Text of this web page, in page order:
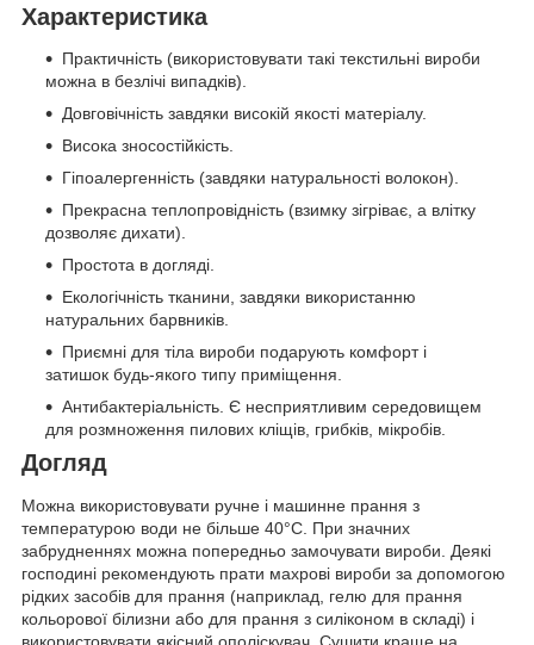
Характеристика
Практичність (використовувати такі текстильні вироби
можна в безлічі випадків).
Довговічність завдяки високій якості матеріалу.
Висока зносостійкість.
Гіпоалергенність (завдяки натуральності волокон).
Прекрасна теплопровідність (взимку зігріває, а влітку
дозволяє дихати).
Простота в догляді.
Екологічність тканини, завдяки використанню
натуральних барвників.
Приємні для тіла вироби подарують комфорт і
затишок будь-якого типу приміщення.
Антибактеріальність. Є несприятливим середовищем
для розмноження пилових кліщів, грибків, мікробів.
Догляд
Можна використовувати ручне і машинне прання з
температурою води не більше 40°C. При значних
забрудненнях можна попередньо замочувати вироби. Деякі
господині рекомендують прати махрові вироби за допомогою
рідких засобів для прання (наприклад, гелю для прання
кольорової білизни або для прання з силіконом в складі) і